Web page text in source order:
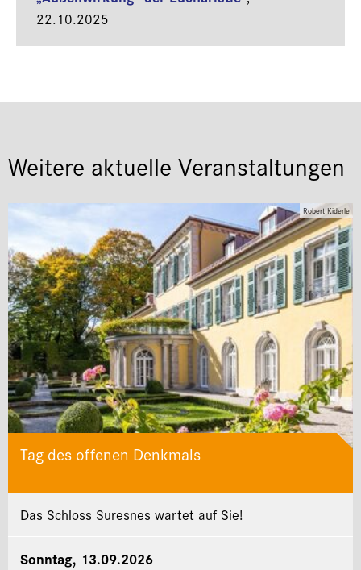
22.10.2025
Weitere aktuelle Veranstaltungen
Robert Kiderle
Tag des offenen Denkmals
Das Schloss Suresnes wartet auf Sie!
Sonntag, 13.09.2026